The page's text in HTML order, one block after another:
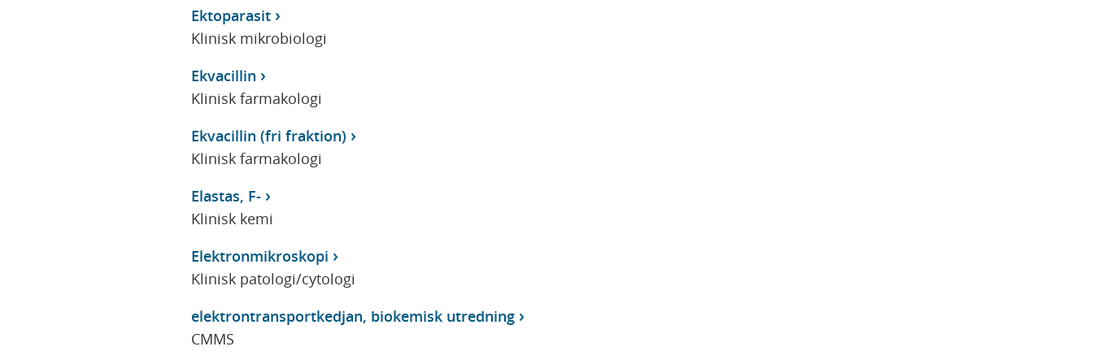
Ektoparasit
Klinisk mikrobiologi
Ekvacillin
Klinisk farmakologi
Ekvacillin (fri fraktion)
Klinisk farmakologi
Elastas, F-
Klinisk kemi
Elektronmikroskopi
Klinisk patologi/cytologi
elektrontransportkedjan, biokemisk utredning
CMMS